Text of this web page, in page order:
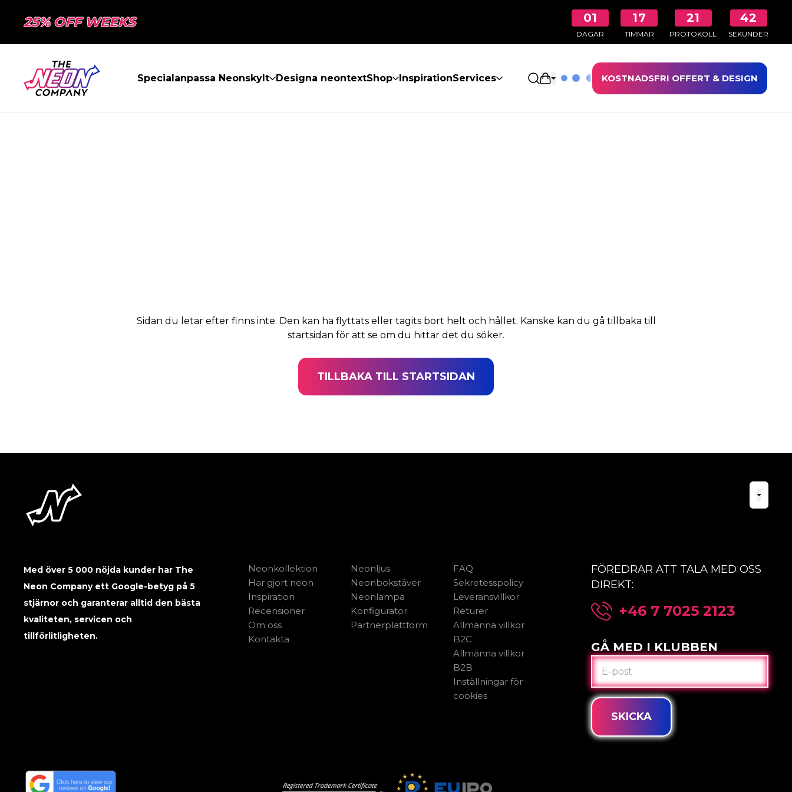
25% OFF WEEKS 01
DAGAR
17
TIMMAR
21
PROTOKOLL
41
SEKUNDER
Specialanpassa Neonskylt Designa neontextShop InspirationServices Öppna kundkorgenKOSTNADSFRI OFFERT & DESIGN
Sidan du letar efter finns inte. Den kan ha flyttats eller tagits bort helt och hållet. Kanske kan du gå tillbaka till
startsidan för att se om du hittar det du söker.
TILLBAKA TILL STARTSIDAN
Med över 5 000 nöjda kunder har The
Neon Company ett Google-betyg på 5
stjärnor och garanterar alltid den bästa
kvaliteten, servicen och
tillförlitligheten.
Neonkollektion
Har gjort neon
Inspiration
Recensioner
Om oss
Kontakta
Neonljus
Neonbokstäver
Neonlampa
Konfigurator
Partnerplattform
FAQ
Sekretesspolicy
Leveransvillkor
Returer
Allmänna villkor
B2C
Allmänna villkor
B2B
Inställningar för
cookies
FÖREDRAR ATT TALA MED OSS
DIREKT:
+46 7 7025 2123
GÅ MED I KLUBBEN
E-
POST
SKICKA